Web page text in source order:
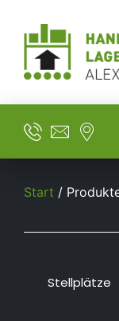
Start /
Stellplätze